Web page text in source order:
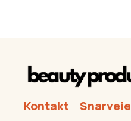
Kontakt Snarveier